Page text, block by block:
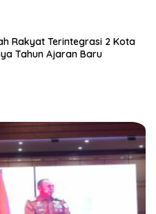
Rakyat Terintegrasi 2 Kota
Tahun Ajaran Baru